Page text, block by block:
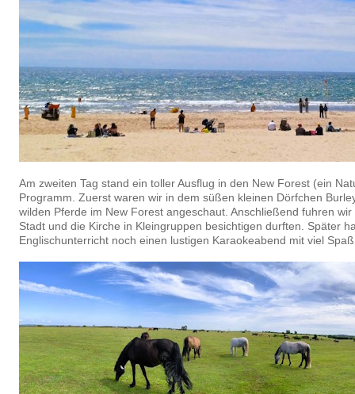
Am zweiten Tag stand ein toller Ausflug in den New Forest (ein
Programm. Zuerst waren wir in dem süßen kleinen Dörfchen
wilden Pferde im New Forest angeschaut. Anschließend fuhren
Stadt und die Kirche in Kleingruppen besichtigen durften. Später
Englischunterricht noch einen lustigen Karaokeabend mit viel